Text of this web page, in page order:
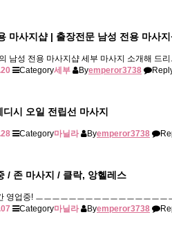
마사지샵 | 출장전문 남성 전용 마사
남성 전용 마사지샵 세부 마사지 소개해 드리
Category세부 Byemperor3738
시 오일 전립선 마사지
Category마닐라 Byemperor3738
/ 존 마사지 / 클락, 앙헬레스
영업중! ㅡㅡㅡㅡㅡㅡㅡㅡㅡㅡㅡㅡㅡㅡㅡㅡ
Category마닐라 Byemperor3738